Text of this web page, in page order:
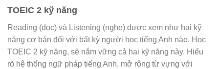
TOEIC 2 kỹ năng
Reading (đọc) và Listening (nghe) được xem như hai kỹ
năng cơ bản đối với bất kỳ người học tiếng Anh nào. Học
TOEIC 2 kỹ năng, sẽ nắm vững cả hai kỹ năng này. Hiểu
rõ hệ thống ngữ pháp tiếng Anh, mở rộng từ vựng với